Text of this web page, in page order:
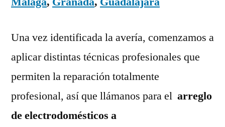
Una vez identificada la avería, comenzamos a
aplicar distintas técnicas profesionales que
permiten la reparación totalmente
profesional, así que llámanos para el arreglo
de electrodomésticos a